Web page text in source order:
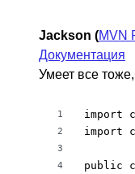
Jackson (MVN
Документация
Умеет все
1
2
3
4
import
import
public